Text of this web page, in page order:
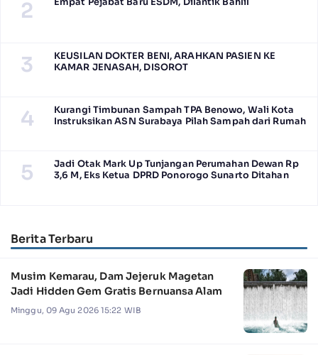
2 Empat Pejabat Baru ESDM, Dilantik Bahlil
3
KEUSILAN DOKTER BENI, ARAHKAN PASIEN KE
KAMAR JENASAH, DISOROT
4
Kurangi Timbunan Sampah TPA Benowo, Wali Kota
Instruksikan ASN Surabaya Pilah Sampah dari Rumah
5
Jadi Otak Mark Up Tunjangan Perumahan Dewan Rp
3,6 M, Eks Ketua DPRD Ponorogo Sunarto Ditahan
Berita Terbaru
Musim Kemarau, Dam Jejeruk Magetan
Jadi Hidden Gem Gratis Bernuansa Alam
Minggu, 09 Agu 2026 15:22 WIB